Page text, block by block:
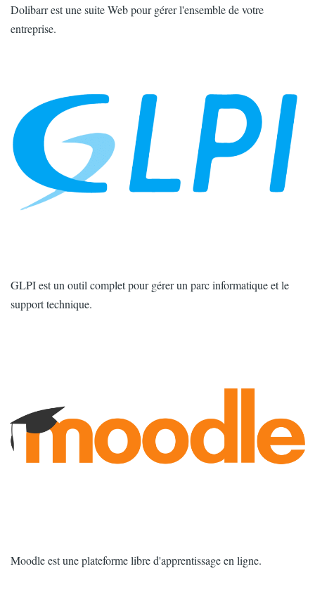
Intro
Dolibarr est une suite Web pour gérer l'ensemble de votre
entreprise.
Intro
GLPI est un outil complet pour gérer un parc informatique et le
support technique.
Intro
Moodle est une plateforme libre d'apprentissage en ligne.